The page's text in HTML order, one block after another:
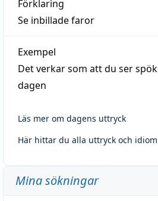
Förklaring
Se inbillade faror
Exempel
Det verkar som att du ser
dagen
Läs mer om dagens uttryck
Här hittar du alla uttryck och idiom
Mina sökningar